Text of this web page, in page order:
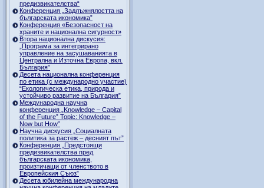
предизвикателства“
Конференция „Задлъжнялостта на
българската икономика”
Конференция «Безопасност на
храните и национална сигурност»
Втора национална дискусия:
„Програма за интегрирано
управление на засушаванията в
Централна и Източна Европа, вкл.
България”
Десета национална конференция
по етика (с международно участие)
“Екологическа етика, природа и
устойчиво развитие на България”
Международна научна
конференция „Knowledge – Capital
of the Future” Topic: Knowledge –
Now but How”
Научна дискусия „Социалната
политика за растеж – десният път”
Конференция „Предстоящи
предизвикателства пред
българската икономика,
произтичащи от членството в
Европейския Съюз”
Десета юбилейна международна